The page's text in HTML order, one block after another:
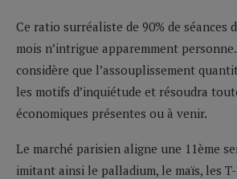
Ce ratio surréaliste de 90% de séances
mois n’intrigue apparemment
considère que l’assouplissement
les motifs d’inquiétude et résoudra
économiques présentes ou à venir.
Le marché parisien aligne une 11ème
imitant ainsi le palladium, le maïs, les